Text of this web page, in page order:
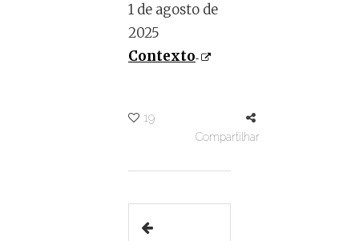
1 de agosto de
2025
Contexto
19
Compartilhar